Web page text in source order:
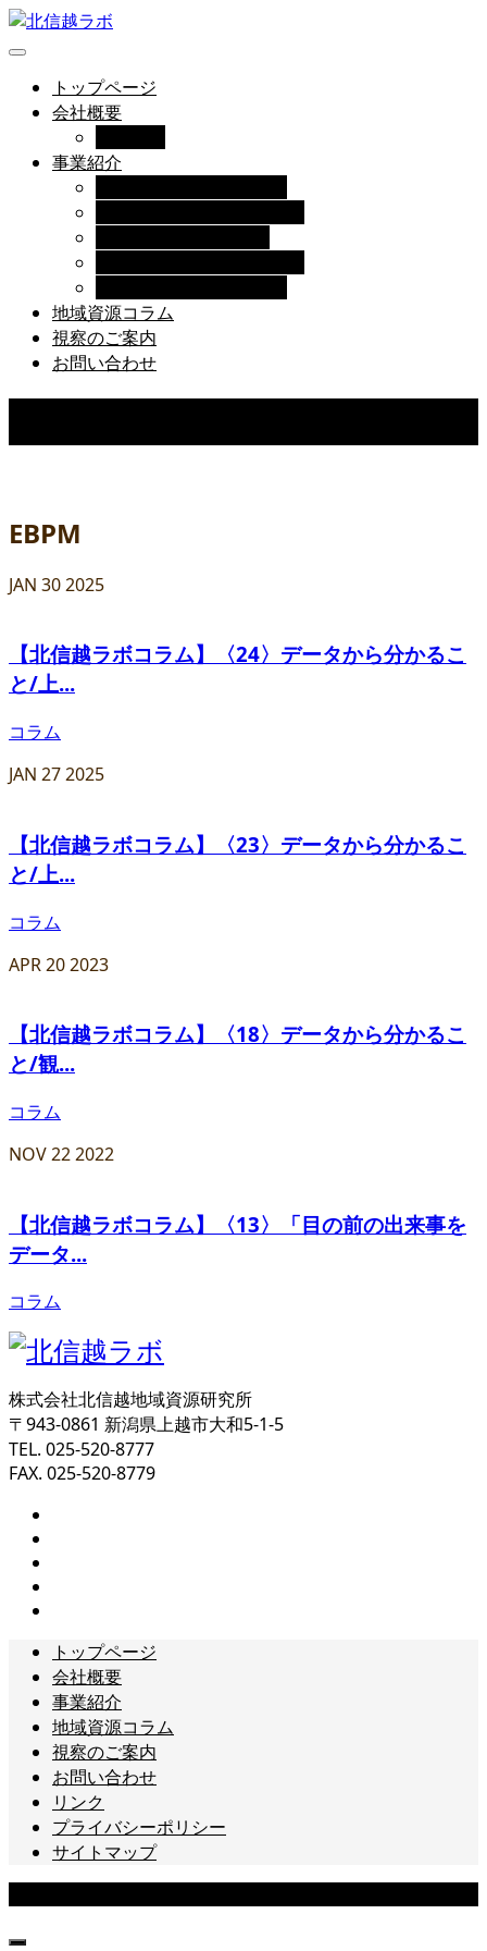
トップページ
会社概要
事業紹介
地域資源コラム
視察のご案内
お問い合わせ
EBPM
JAN 302025
【北信越ラボコラム】〈24〉データから分かるこ
と/上...
コラム
JAN 272025
【北信越ラボコラム】〈23〉データから分かるこ
と/上...
コラム
APR202023
【北信越ラボコラム】〈18〉データから分かるこ
と/観...
コラム
NOV222022
【北信越ラボコラム】〈13〉「目の前の出来事を
データ...
コラム
株式会社北信越地域資源研究所
〒943-0861 新潟県上越市大和5-1-5
TEL. 025-520-8777
FAX. 025-520-8779
トップページ
会社概要
事業紹介
地域資源コラム
視察のご案内
お問い合わせ
リンク
プライバシーポリシー
サイトマップ